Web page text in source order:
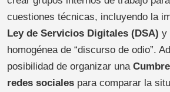
cuestiones técnicas, incluyendo la
Ley de Servicios Digitales (DSA) y
homogénea de “discurso de odio”.
posibilidad de organizar una
redes sociales para comparar la